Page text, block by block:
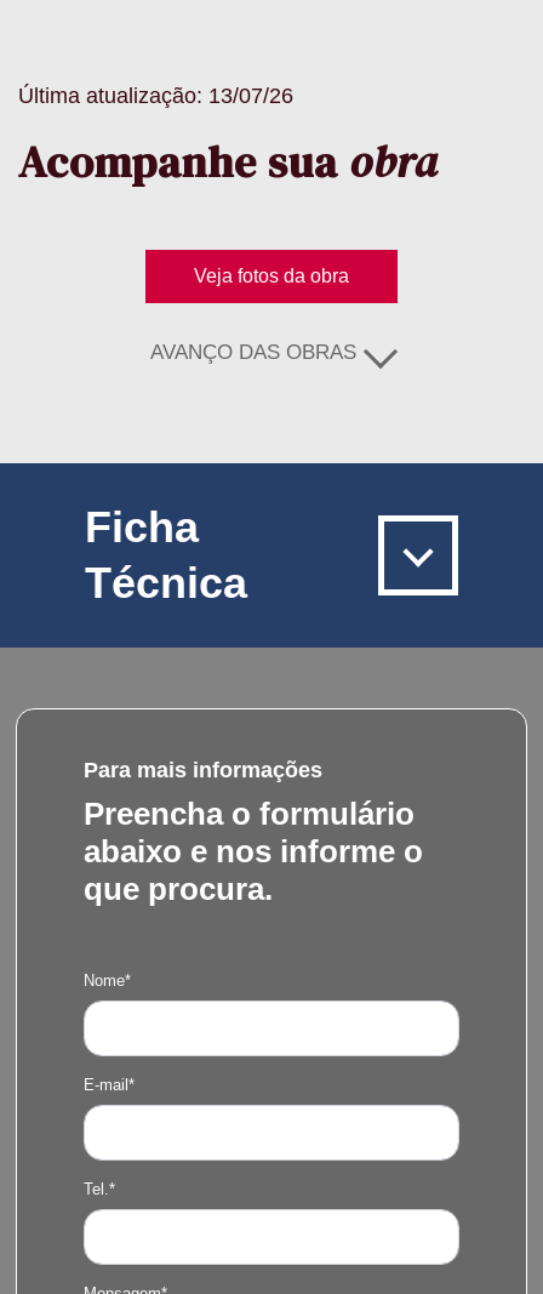
Última atualização: 13/07/26
Acompanhe suaobra
Veja fotos da obra
AVANÇO DAS OBRAS
Ficha
Técnica
Para mais informações
Preencha o formulário
abaixo e nos informe o
que procura.
Nome*
E-mail*
Tel.*